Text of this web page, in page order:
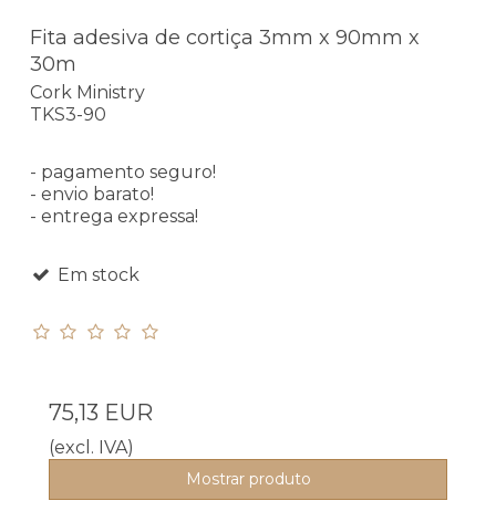
Fita adesiva de cortiça 3mm x 90mm x
30m
Cork Ministry
TKS3-90
- pagamento seguro!
- envio barato!
- entrega expressa!
Em stock
75,13 EUR
(excl. IVA)
Mostrar produto